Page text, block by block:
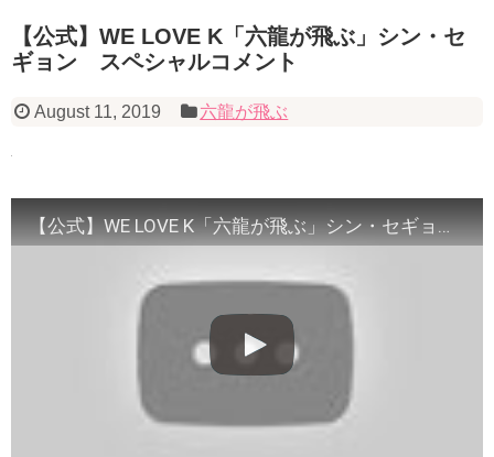
【公式】WE LOVE K「六龍が飛ぶ」シン・セ
ギョン スペシャルコメント
August 11, 2019 六龍が飛ぶ
【公式】WE LOVE K「六龍が飛ぶ」シン・セギョン スペシャルコメント